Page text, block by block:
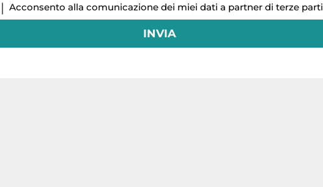
Acconsento alla comunicazione dei miei dati a partner di terze parti
INVIA